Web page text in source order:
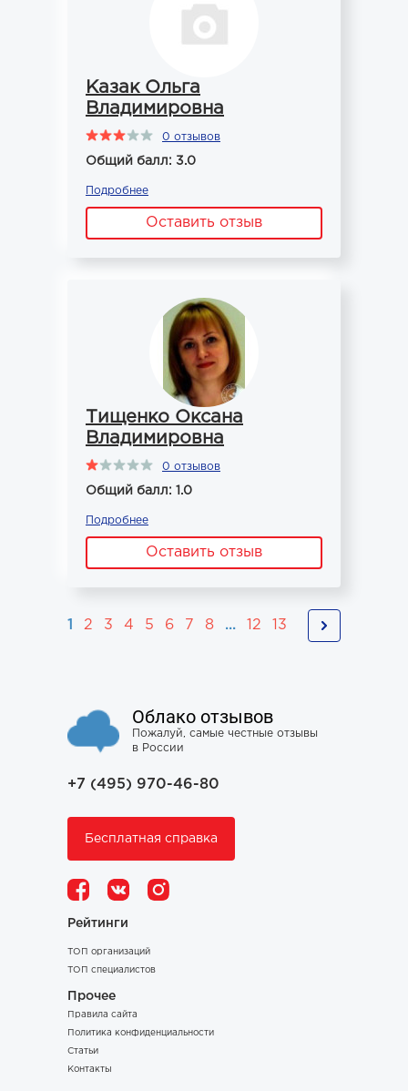
Казак Ольга
Владимировна
0 отзывов
Общий балл: 3.0
Подробнее
Оставить отзыв
Тищенко Оксана
Владимировна
0 отзывов
Общий балл: 1.0
Подробнее
Оставить отзыв
1 2 3 4 5 6 7 8 ... 12 13
Облако отзывов
Пожалуй, самые честные отзывы
в России
+7 (495) 970-46-80
Бесплатная справка
Рейтинги
ТОП организаций
ТОП специалистов
Прочее
Правила сайта
Политика конфиденциальности
Статьи
Контакты